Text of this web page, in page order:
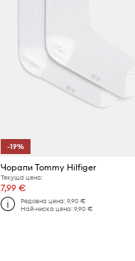
-19%
Чорапи Tommy Hilfiger
Текуща цена:
7,99 €
Редовна цена: 9,90 €
Най-ниска цена: 9,90 €